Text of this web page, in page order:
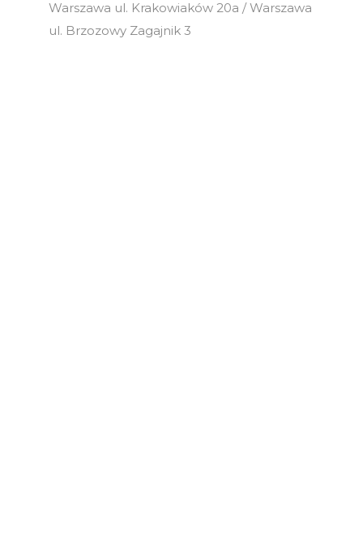
Warszawa ul. Krakowiaków 20a / Warszawa
ul. Brzozowy Zagajnik 3